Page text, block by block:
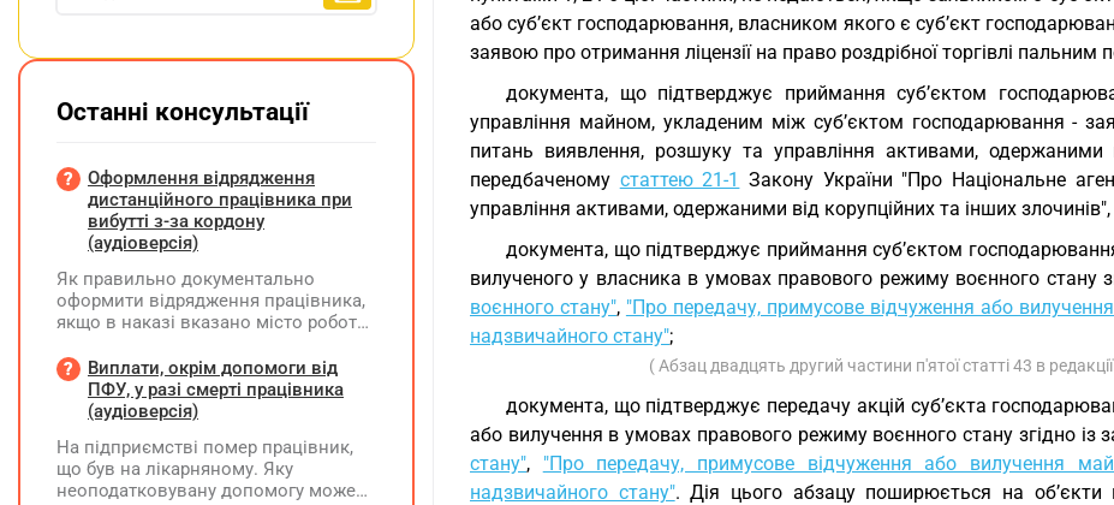
або суб’єкт господарювання, власником якого є суб’єкт
заявою про отримання ліцензії на право роздрібної торгівлі
документа, що підтверджує приймання суб’єктом
управління майном, укладеним між суб’єктом господарювання -
питань виявлення, розшуку та управління активами, одержаними
передбаченому статтею 21-1 Закону України "Про Національне
управління активами, одержаними від корупційних та інших злочинів",
документа, що підтверджує приймання суб’єктом
вилученого у власника в умовах правового режиму воєнного стану
воєнного стану", "Про передачу, примусове відчуження або
надзвичайного стану";
( Абзац двадцять другий частини п'ятої статті 43 в
документа, що підтверджує передачу акцій суб’єкта
або вилучення в умовах правового режиму воєнного стану згідно із
стану", "Про передачу, примусове відчуження або вилучення
надзвичайного стану". Дія цього абзацу поширюється на об’єкти
Останні консультації
Оформлення відрядження
дистанційного працівника при
вибутті з-за кордону
(аудіоверсія)
Як правильно документально
оформити відрядження працівника,
якщо в наказі вказано місто роботи
відбувся з іншої країни (де
працівник працював дистанційно),
та чи впливає ця розбіжність на
оподаткування?
Виплати, окрім допомоги від
ПФУ, у разі смерті працівника
(аудіоверсія)
На підприємстві помер працівник,
що був на лікарняному. Яку
неоподатковувану допомогу може